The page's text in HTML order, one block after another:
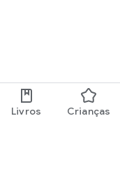
Livros Crianças